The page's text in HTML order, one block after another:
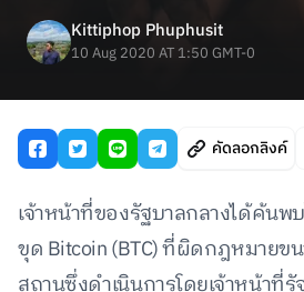
Kittiphop Phuphusit
10 Aug 2020 AT 1:50 GMT-0
คัดลอกลิงค์
เจ้าหน้าที่ของรัฐบาลกลางได้ค้นพ
ขุด Bitcoin (BTC) ที่ผิดกฎหมายข
สถานซึ่งดำเนินการโดยเจ้าหน้าที่รั